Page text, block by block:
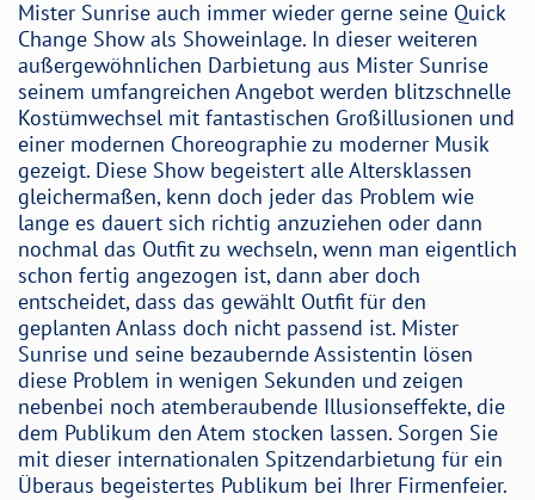
Mister Sunrise auch immer wieder gerne seine Quick
Change Show als Showeinlage. In dieser weiteren
außergewöhnlichen Darbietung aus Mister Sunrise
seinem umfangreichen Angebot werden blitzschnelle
Kostümwechsel mit fantastischen Großillusionen und
einer modernen Choreographie zu moderner Musik
gezeigt. Diese Show begeistert alle Altersklassen
gleichermaßen, kenn doch jeder das Problem wie
lange es dauert sich richtig anzuziehen oder dann
nochmal das Outfit zu wechseln, wenn man eigentlich
schon fertig angezogen ist, dann aber doch
entscheidet, dass das gewählt Outfit für den
geplanten Anlass doch nicht passend ist. Mister
Sunrise und seine bezaubernde Assistentin lösen
diese Problem in wenigen Sekunden und zeigen
nebenbei noch atemberaubende Illusionseffekte, die
dem Publikum den Atem stocken lassen. Sorgen Sie
mit dieser internationalen Spitzendarbietung für ein
Überaus begeistertes Publikum bei Ihrer Firmenfeier.